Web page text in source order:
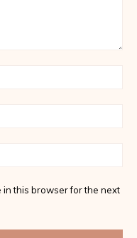
in this browser for the next